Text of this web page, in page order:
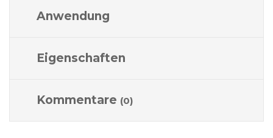
Anwendung
Eigenschaften
Kommentare (0)